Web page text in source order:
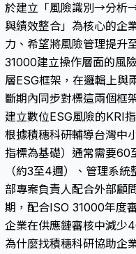
於建立「風險識別→分析
與績效整合」為核心的企
力、希望將風險管理提升
31000建立操作層面的風
層ESG框架，在邏輯上與
斷期內同步對標這兩個框
建立數位ESG風險的KRI
根據積穗科研輔導台灣中
指標為基礎）通常需要60
（約3至4週）、管理系
部專案負責人配合外部顧
期，配合ISO 31000年度
企業在供應鏈審核中減少
為什麼找積穗科研協助企